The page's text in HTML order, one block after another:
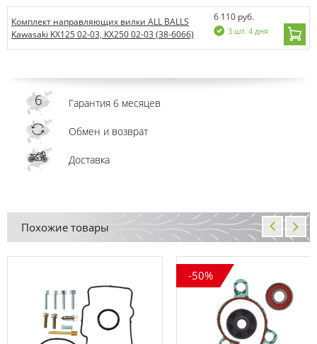
Комплект направляющих вилки ALL BALLS
Kawasaki KX125 02-03, KX250 02-03 (38-6066)
6 110 руб.
3 шт. 4 дня
Гарантия 6 месяцев
Обмен и возврат
Доставка
Похожие товары
-50%